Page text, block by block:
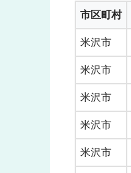
市区町村
米沢市
米沢市
米沢市
米沢市
米沢市